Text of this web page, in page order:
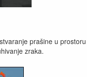
prašine u
zraka.